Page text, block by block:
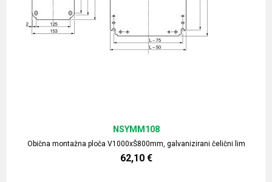
Obična montažna ploča V1000xŠ800mm, galvanizirani čelični lim
NSYMM108
62,10 €